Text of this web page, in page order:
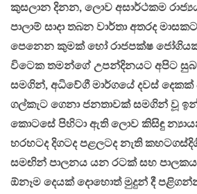
කුසලාන දිනන, ලොව අසාර්ථකම
පාලාම් සාදා තබන වාර්තා අතරද
පෙනෙන කුමක් හෝ රාජපක්ෂ
විටෙක තමන්ගේ උපන්දිනයට අපිට
සමගින්, අධිවේගී මාර්ගයේ දවස්
ගල්කැට ගෙනා ජනතාවක් සමගින් වූ
කොටසේ පිහිටා ඇති ලොව කිසිඳු
හරහටද දිගටද පළලටද නැති
සමඟින් පාලනය යන රටක් සහ
ඕනෑම දෙයක් දොහොත් මුදුන් දී